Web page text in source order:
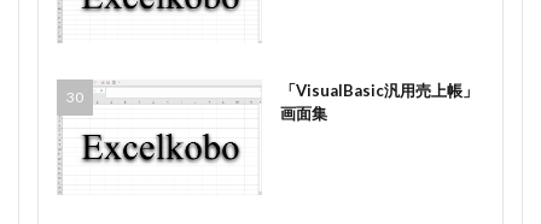
「VisualBasic汎用売上帳」
画面集